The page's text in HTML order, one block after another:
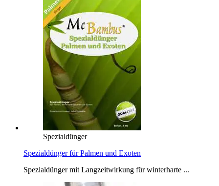
Spezialdünger
Spezialdünger für Palmen und Exoten
Spezialdünger mit Langzeitwirkung für winterharte ...